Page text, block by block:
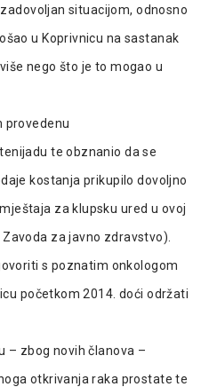
situacijom, odnosno
u Koprivnicu na sastanak
nego što je to mogao u
provedenu
te obznanio da se
kostanja prikupilo dovoljno
za klupsku ured u ovoj
za javno zdravstvo).
s poznatim onkologom
početkom 2014. doći održati
– zbog novih članova –
otkrivanja raka prostate te